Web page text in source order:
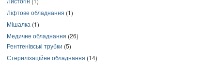
Ліфтове обладнання (1)
Мішалка (1)
Медичне обладнання (26)
Рентгенівські трубки (5)
Стерилізаційне обладнання (14)